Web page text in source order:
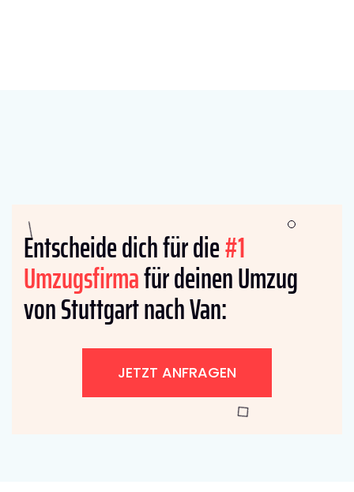
Entscheide dich für die#1
Umzugsfirmafür deinen Umzug
von Stuttgart nach Van:
JETZT ANFRAGEN